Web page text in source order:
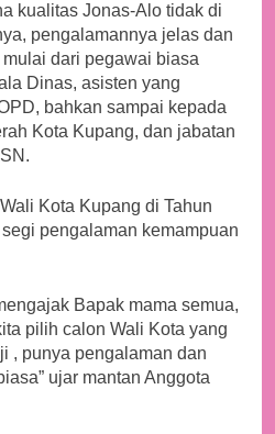
kualitas Jonas-Alo tidak di
pengalamannya jelas dan
dari pegawai biasa
Dinas, asisten yang
bahkan sampai kepada
Kota Kupang, dan jabatan
Kota Kupang di Tahun
pengalaman kemampuan
Bapak mama semua,
pilih calon Wali Kota yang
, punya pengalaman dan
ujar mantan Anggota